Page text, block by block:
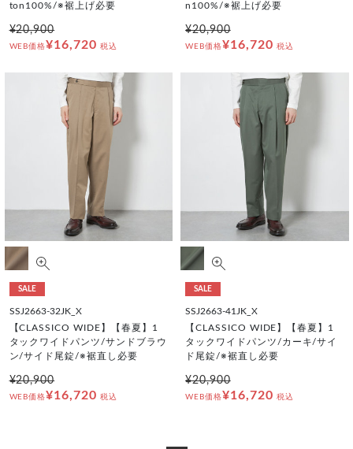
ton100%/※裾上げ必要
¥20,900
WEB価格¥16,720 税込
n100%/※裾上げ必要
¥20,900
WEB価格¥16,720 税込
SALE
SSJ2663-32JK_X
【CLASSICO WIDE】【春夏】1
タックワイドパンツ/サンドブラウ
ン/サイド尾錠/※裾直し必要
¥20,900
WEB価格¥16,720 税込
SALE
SSJ2663-41JK_X
【CLASSICO WIDE】【春夏】1
タックワイドパンツ/カーキ/サイ
ド尾錠/※裾直し必要
¥20,900
WEB価格¥16,720 税込